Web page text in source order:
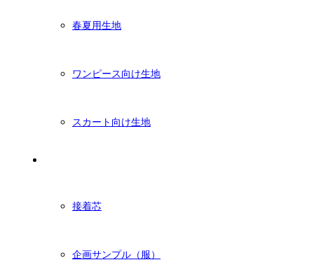
春夏用生地
ワンピース向け生地
スカート向け生地
接着芯
企画サンプル（服）